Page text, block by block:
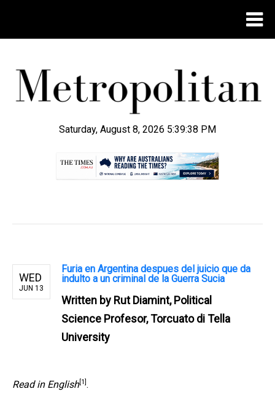
Saturday, August 8, 2026 5:39:39 PM
WED
JUN 13
Furia en Argentina despues del juicio que da
indulto a un criminal de la Guerra Sucia
Written by Rut Diamint, Political
Science Profesor, Torcuato di Tella
University
Read in English[1] .